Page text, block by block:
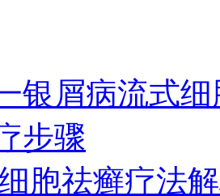
银屑病流式
步骤
胞祛癣疗法